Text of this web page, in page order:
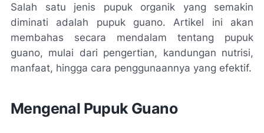
Salah satu jenis pupuk organik yang semakin
diminati adalah pupuk guano. Artikel ini akan
membahas secara mendalam tentang pupuk
guano, mulai dari pengertian, kandungan nutrisi,
manfaat, hingga cara penggunaannya yang efektif.
Mengenal Pupuk Guano